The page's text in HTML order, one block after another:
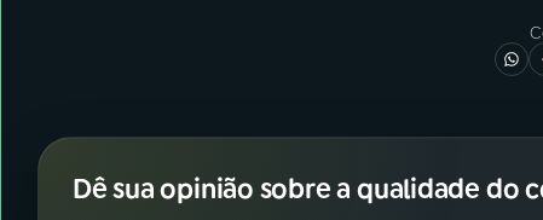
Dê sua opinião sobre a qualidade do